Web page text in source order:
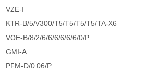
VZE-I
KTR-B/5/V300/T5/T5/T5/T5/TA-X6
VOE-B/8/2/6/6/6/6/6/6/0/P
GMI-A
PFM-D/0.06/P